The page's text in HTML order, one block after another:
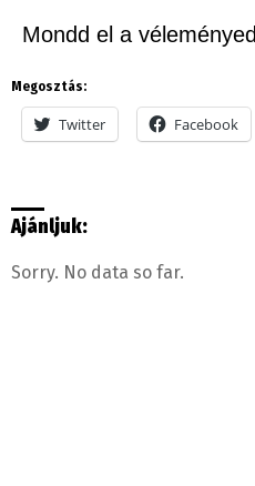
Mondd el a véleményed
Megosztás:
Twitter Facebook
Ajánljuk:
Sorry. No data so far.